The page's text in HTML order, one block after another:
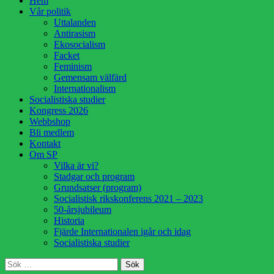
Vår politik
Uttalanden
Antirasism
Ekosocialism
Facket
Feminism
Gemensam välfärd
Internationalism
Socialistiska studier
Kongress 2026
Webbshop
Bli medlem
Kontakt
Om SP
Vilka är vi?
Stadgar och program
Grundsatser (program)
Socialistisk rikskonferens 2021 – 2023
50-årsjubileum
Historia
Fjärde Internationalen igår och idag
Socialistiska studier
Sök
Sök